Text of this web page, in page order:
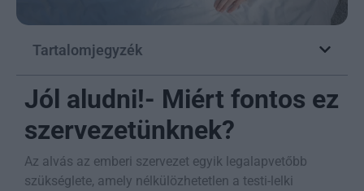
Tartalomjegyzék
Jól aludni!- Miért fontos ez
szervezetünknek?
Az alvás az emberi szervezet egyik legalapvetőbb
szükséglete, amely nélkülözhetetlen a testi-lelki